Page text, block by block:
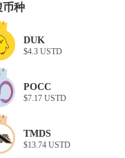
币种
DUK
$4.3 USTD
POCC
$7.17 USTD
TMDS
$13.74 USTD